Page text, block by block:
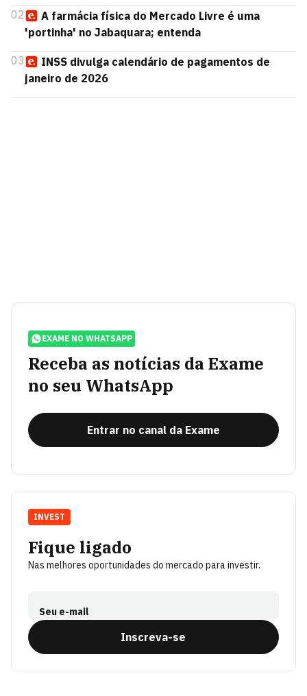
02
A farmácia física do Mercado Livre é uma
'portinha' no Jabaquara; entenda
03
INSS divulga calendário de pagamentos de
janeiro de 2026
EXAME NO WHATSAPP
Receba as notícias da Exame
no seu WhatsApp
Entrar no canal da Exame
Fique ligado
Nas melhores oportunidades do mercado para investir.
Seu e-mail
Inscreva-se
INVEST